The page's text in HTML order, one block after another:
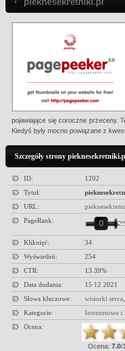
pojawiające się coroczne przeceny.
Kiedyś były mocno powiązane z
Szczegóły strony
ID:
1202
Tytuł:
URL:
PageRank:
Kliknięć:
34
Wyświetleń:
254
CTR:
13.39%
Data dodania:
15 12 2021
Słowa kluczowe:
wisiorki serca
Kategorie:
Internetowo i
Ocena:
Ocena: 7.0/